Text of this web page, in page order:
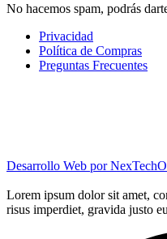
No hacemos spam, podrás
Privacidad
Política de Compras
Preguntas Frecuentes
Desarrollo Web por
Lorem ipsum dolor sit amet,
risus imperdiet, gravida justo